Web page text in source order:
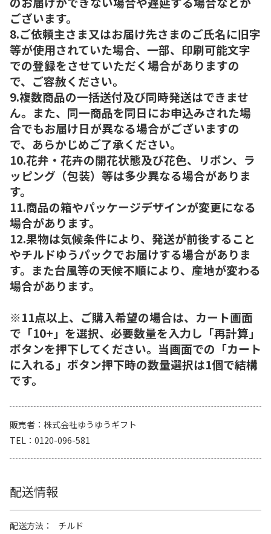
ございます。
8.ご依頼主さま又はお届け先さまのご氏名に旧字
等が使用されていた場合、一部、印刷可能文字
での登録をさせていただく場合がありますの
で、ご容赦ください。
9.複数商品の一括送付及び同時発送はできませ
ん。また、同一商品を同日にお申込みされた場
合でもお届け日が異なる場合がございますの
で、あらかじめご了承ください。
10.花弁・花卉の開花状態及び花色、リボン、ラ
ッピング（包装）等は多少異なる場合がありま
す。
11.商品の箱やパッケージデザインが変更になる
場合があります。
12.果物は気候条件により、発送が前後すること
やチルドゆうパックでお届けする場合がありま
す。また台風等の天候不順により、産地が変わる
場合があります。
※11点以上、ご購入希望の場合は、カート画面
で「10+」を選択、必要数量を入力し「再計算」
ボタンを押下してください。当画面での「カート
に入れる」ボタン押下時の数量選択は1個で結構
です。
販売者
株式会社ゆうゆうギフト
TEL
0120-096-581
配送情報
配送方法 チルド